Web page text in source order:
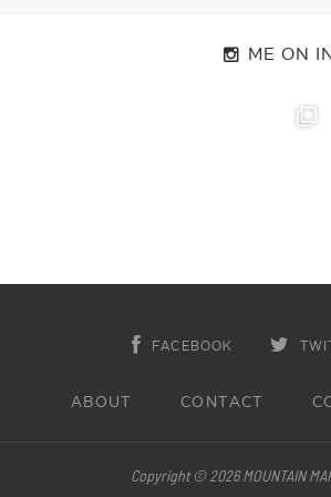
ME ON
FACEBOOK
ABOUT CONTACT
Copyright © 2026 MOUNTAIN